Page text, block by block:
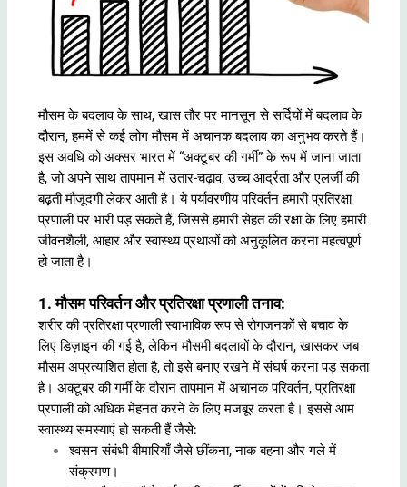
मौसम के बदलाव के साथ, खास तौर पर मानसून से सर्दियों में बदलाव के
दौरान, हममें से कई लोग मौसम में अचानक बदलाव का अनुभव करते हैं।
इस अवधि को अक्सर भारत में “अक्टूबर की गर्मी” के रूप में जाना जाता
है, जो अपने साथ तापमान में उतार-चढ़ाव, उच्च आर्द्रता और एलर्जी की
बढ़ती मौजूदगी लेकर आती है। ये पर्यावरणीय परिवर्तन हमारी प्रतिरक्षा
प्रणाली पर भारी पड़ सकते हैं, जिससे हमारी सेहत की रक्षा के लिए हमारी
जीवनशैली, आहार और स्वास्थ्य प्रथाओं को अनुकूलित करना महत्वपूर्ण
हो जाता है।
1. मौसम परिवर्तन और प्रतिरक्षा प्रणाली तनाव:
शरीर की प्रतिरक्षा प्रणाली स्वाभाविक रूप से रोगजनकों से बचाव के
लिए डिज़ाइन की गई है, लेकिन मौसमी बदलावों के दौरान, खासकर जब
मौसम अप्रत्याशित होता है, तो इसे बनाए रखने में संघर्ष करना पड़ सकता
है। अक्टूबर की गर्मी के दौरान तापमान में अचानक परिवर्तन, प्रतिरक्षा
प्रणाली को अधिक मेहनत करने के लिए मजबूर करता है। इससे आम
स्वास्थ्य समस्याएं हो सकती हैं जैसे:
श्वसन संबंधी बीमारियाँ जैसे छींकना, नाक बहना और गले में
संक्रमण।